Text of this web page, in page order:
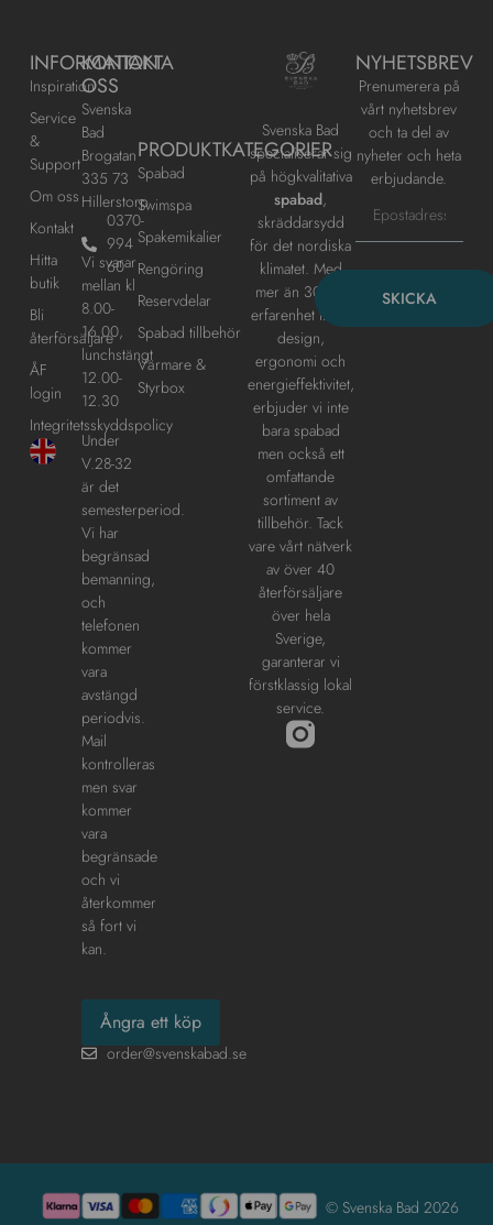
Svenska Bad
specialiserar sig
på högkvalitativa
spabad,
skräddarsydd
för det nordiska
klimatet. Med
mer än 30 års
erfarenhet inom
design,
ergonomi och
energieffektivitet,
erbjuder vi inte
bara spabad
men också ett
omfattande
sortiment av
tillbehör. Tack
vare vårt nätverk
av över 40
återförsäljare
över hela
Sverige,
garanterar vi
förstklassig lokal
service.
KONTAKTA
OSS
Svenska
Bad
Brogatan
335 73
Hillerstorp
0370-
994
60
Vi svarar
mellan kl
8.00-
16.00,
lunchstängt
12.00-
12.30
Under
V.28-32
är det
semesterperiod.
Vi har
begränsad
bemanning,
och
telefonen
kommer
vara
avstängd
periodvis.
Mail
kontrolleras
men svar
kommer
vara
begränsade
och vi
återkommer
så fort vi
kan.
Ångra ett köp
order@svenskabad.se
INFORMATION
Inspiration
Service
&
Support
Om oss
Kontakt
Hitta
butik
Bli
återförsäljare
ÅF
login
Integritetsskyddspolicy
PRODUKTKATEGORIER
Spabad
Swimspa
Spakemikalier
Rengöring
Reservdelar
Spabad tillbehör
Värmare &
Styrbox
NYHETSBREV
Prenumerera på
vårt nyhetsbrev
och ta del av
nyheter och heta
erbjudande.
SKICKA
© Svenska Bad 2026